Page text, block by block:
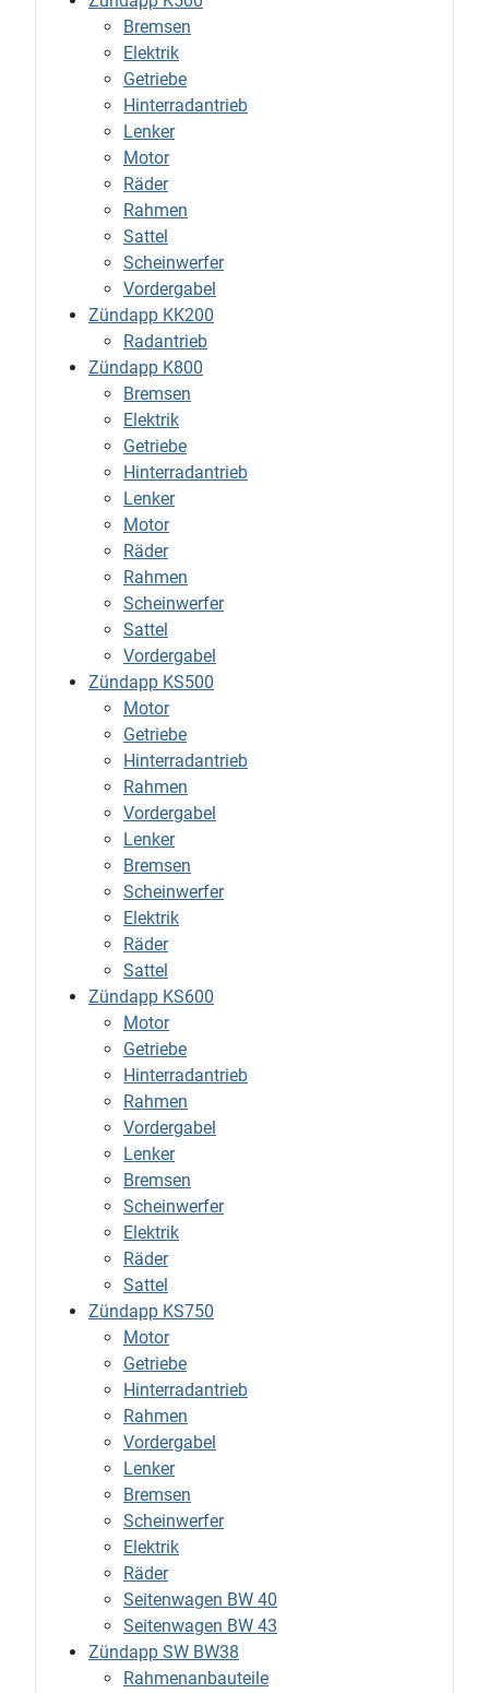
Bremsen
Elektrik
Getriebe
Hinterradantrieb
Lenker
Motor
Räder
Rahmen
Sattel
Scheinwerfer
Vordergabel
Zündapp KK200
Radantrieb
Zündapp K800
Bremsen
Elektrik
Getriebe
Hinterradantrieb
Lenker
Motor
Räder
Rahmen
Scheinwerfer
Sattel
Vordergabel
Zündapp KS500
Motor
Getriebe
Hinterradantrieb
Rahmen
Vordergabel
Lenker
Bremsen
Scheinwerfer
Elektrik
Räder
Sattel
Zündapp KS600
Motor
Getriebe
Hinterradantrieb
Rahmen
Vordergabel
Lenker
Bremsen
Scheinwerfer
Elektrik
Räder
Sattel
Zündapp KS750
Motor
Getriebe
Hinterradantrieb
Rahmen
Vordergabel
Lenker
Bremsen
Scheinwerfer
Elektrik
Räder
Seitenwagen BW 40
Seitenwagen BW 43
Zündapp SW BW38
Rahmenanbauteile